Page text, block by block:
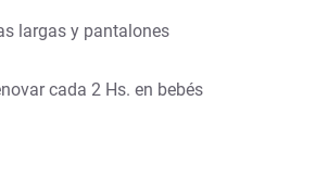
largas y pantalones
cada 2 Hs. en bebés